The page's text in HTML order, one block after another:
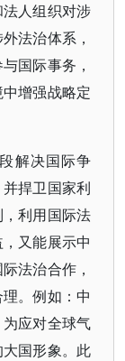
人组织对涉
法治体系，
国际事务，
增强战略定
解决国际争
捍卫国家利
利用国际法
又能展示中
法治合作，
。例如：中
应对全球气
国形象。此